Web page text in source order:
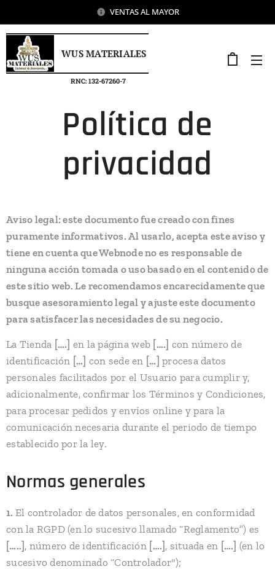
VENTAS AL MAYOR
WUS MATERIALES
RNC: 132-67260-7
Política de
privacidad
Aviso legal: este documento fue creado con fines
puramente informativos. Al usarlo, acepta este aviso y
tiene en cuenta que Webnode no es responsable de
ninguna acción tomada o uso basado en el contenido de
este sitio web. Le recomendamos encarecidamente que
busque asesoramiento legal y ajuste este documento
para satisfacer las necesidades de su negocio.
La Tienda [….] en la página web [….] con número de
identificación […] con sede en […] procesa datos
personales facilitados por el Usuario para cumplir y,
adicionalmente, confirmar los Términos y Condiciones,
para procesar pedidos y envíos online y para la
comunicación necesaria durante el periodo de tiempo
establecido por la ley.
Normas generales
1. El controlador de datos personales, en conformidad
con la RGPD (en lo sucesivo llamado “Reglamento”) es
[…..] , número de identificación [….] , situada en [….] (en lo
sucesivo denominado “Controlador");